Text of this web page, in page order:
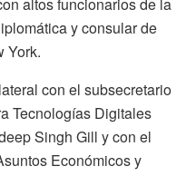
altos funcionarios de la
y consular de
York.
con el subsecretario
Tecnologías Digitales
Singh Gill y con el
Económicos y